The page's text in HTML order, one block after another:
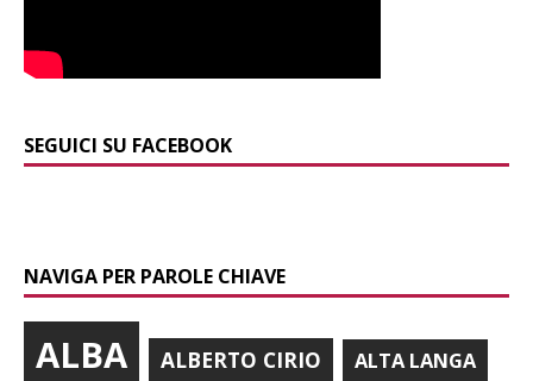
SEGUICI SU FACEBOOK
NAVIGA PER PAROLE CHIAVE
ALBA ALBERTO CIRIO ALTA LANGA